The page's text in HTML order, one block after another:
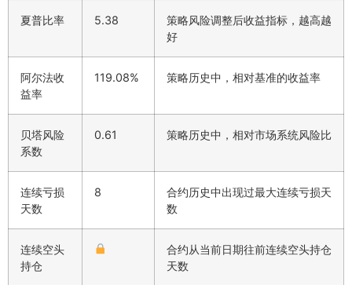
夏普比率 5.38
策略风险调整后收益指标，越高越
好
阿尔法收
益率
119.08% 策略历史中，相对基准的收益率
贝塔风险
系数
0.61 策略历史中，相对市场系统风险比
连续亏损
天数
8
合约历史中出现过最大连续亏损天
数
连续空头
持仓
合约从当前日期往前连续空头持仓
天数